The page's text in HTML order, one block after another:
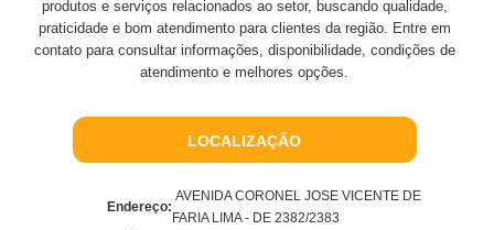
produtos e serviços relacionados ao setor, buscando qualidade,
praticidade e bom atendimento para clientes da região. Entre em
contato para consultar informações, disponibilidade, condições de
atendimento e melhores opções.
LOCALIZAÇÃO
Endereço:
AVENIDA CORONEL JOSE VICENTE DE
FARIA LIMA - DE 2382/2383